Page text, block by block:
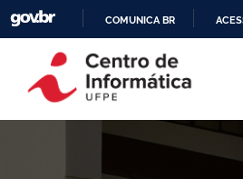
COMUNICA BR